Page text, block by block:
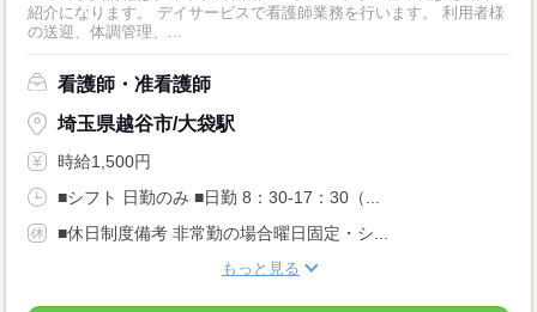
紹介になります。 デイサービスで看護師業務を行います。 利用者様
の送迎、体調管理、...
看護師・准看護師
埼玉県越谷市/大袋駅
時給1,500円
■シフト 日勤のみ ■日勤 8：30-17：30（...
■休日制度備考 非常勤の場合曜日固定・シ...
もっと見る